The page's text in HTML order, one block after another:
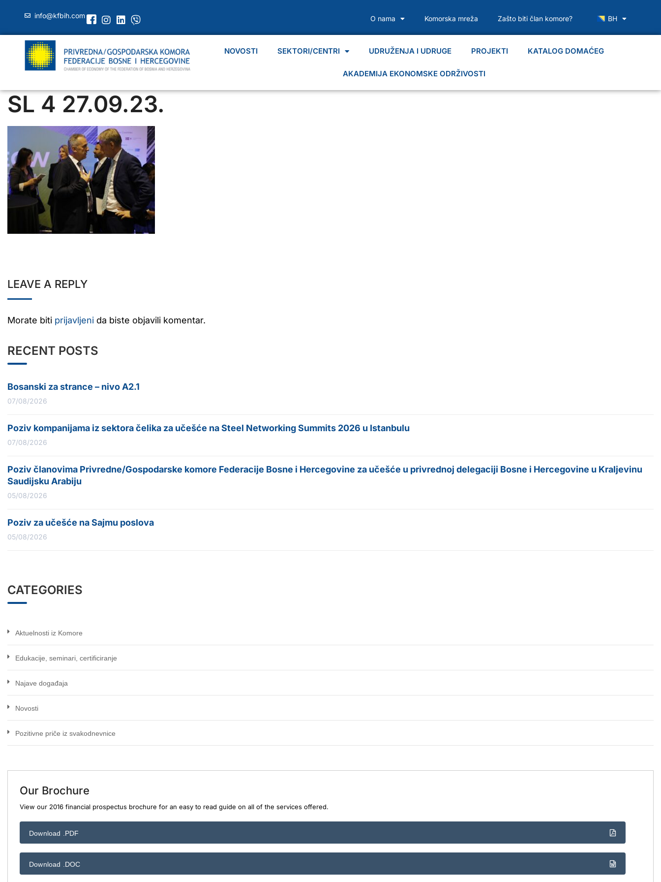
info@kfbih.com O nama Komorska mreža Zašto biti član komore? BH
NOVOSTI SEKTORI/CENTRI UDRUŽENJA I UDRUGE PROJEKTI KATALOG DOMAĆEG
AKADEMIJA EKONOMSKE ODRŽIVOSTI
SL 4 27.09.23.
LEAVE A REPLY
Morate biti prijavljeni da biste objavili komentar.
RECENT POSTS
Bosanski za strance – nivo A2.1
07/08/2026
Poziv kompanijama iz sektora čelika za učešće na Steel Networking Summits 2026 u Istanbulu
07/08/2026
Poziv članovima Privredne/Gospodarske komore Federacije Bosne i Hercegovine za učešće u privrednoj delegaciji Bosne i Hercegovine u Kraljevinu
Saudijsku Arabiju
05/08/2026
Poziv za učešće na Sajmu poslova
05/08/2026
CATEGORIES
Aktuelnosti iz Komore
Edukacije, seminari, certificiranje
Najave događaja
Novosti
Pozitivne priče iz svakodnevnice
Our Brochure
View our 2016 financial prospectus brochure for an easy to read guide on all of the services offered.
Download .PDF
Download .DOC